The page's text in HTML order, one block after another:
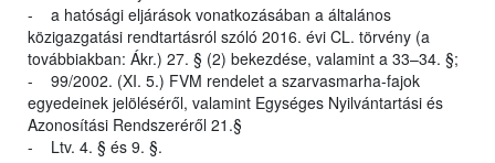
- a hatósági eljárások vonatkozásában a általános
közigazgatási rendtartásról szóló 2016. évi CL. törvény (a
továbbiakban: Ákr.) 27. § (2) bekezdése, valamint a 33–34. §;
- 99/2002. (XI. 5.) FVM rendelet a szarvasmarha-fajok
egyedeinek jelöléséről, valamint Egységes Nyilvántartási és
Azonosítási Rendszeréről 21.§
- Ltv. 4. § és 9. §.